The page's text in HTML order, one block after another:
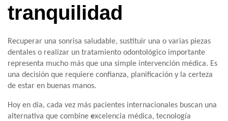
tranquilidad
Recuperar una sonrisa saludable, sustituir una o varias piezas
dentales o realizar un tratamiento odontológico importante
representa mucho más que una simple intervención médica. Es
una decisión que requiere confianza, planificación y la certeza
de estar en buenas manos.
Hoy en día, cada vez más pacientes internacionales buscan una
alternativa que combine excelencia médica, tecnología